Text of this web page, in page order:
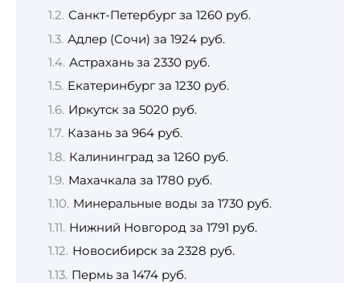
Санкт-Петербург за 1260 руб.
Адлер (Сочи) за 1924 руб.
Астрахань за 2330 руб.
Екатеринбург за 1230 руб.
Иркутск за 5020 руб.
Казань за 964 руб.
Калининград за 1260 руб.
Махачкала за 1780 руб.
Минеральные воды за 1730 руб.
Нижний Новгород за 1791 руб.
Новосибирск за 2328 руб.
Пермь за 1474 руб.